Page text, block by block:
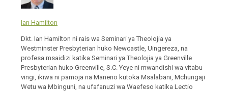
Ian Hamilton
Dkt. Ian Hamilton ni rais wa Seminari ya Theolojia ya
Westminster Presbyterian huko Newcastle, Uingereza, na
profesa msaidizi katika Seminari ya Theolojia ya Greenville
Presbyterian huko Greenville, S.C. Yeye ni mwandishi wa vitabu
vingi, ikiwa ni pamoja na Maneno kutoka Msalabani, Mchungaji
Wetu wa Mbinguni, na ufafanuzi wa Waefeso katika Lectio